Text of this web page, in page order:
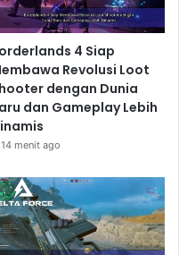
itu saja? Metalstorm
dan tantangan yang
Mulai dari misi
target musuh,
armada musuh
tujuan dan tantangan
sebagai
untuk menghadapi
tantangan yang akan
4 Siap
Revolusi Loot
dengan Dunia
dan Gameplay Lebih
14 menit ago